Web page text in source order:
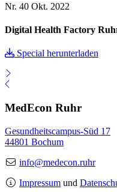
Nr. 40 Okt. 2022
Digital Health Factory
Special herunterladen
MedEcon Ruhr
Gesundheitscampus-Süd 17
44801 Bochum
info@medecon.ruhr
Impressum und